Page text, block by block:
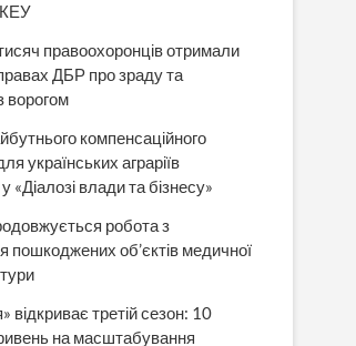
правоохоронців отримали
ДБР про зраду та
ворогом
компенсаційного
українських аграріїв
«Діалозі влади та бізнесу»
робота з
пошкоджених об’єктів медичної
відкриває третій сезон: 10
на масштабування